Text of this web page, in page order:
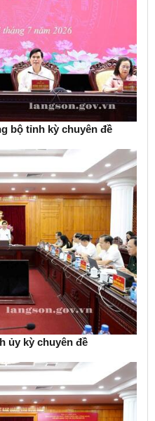
bộ tỉnh kỳ chuyên đề
ủy kỳ chuyên đề